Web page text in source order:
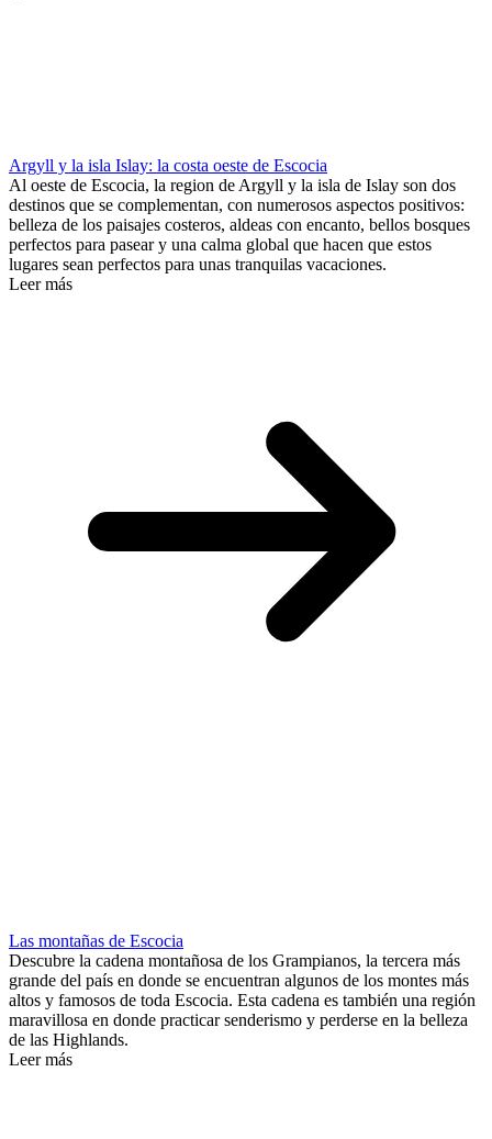
Argyll y la isla Islay: la costa oeste de Escocia
Al oeste de Escocia, la region de Argyll y la isla de Islay son dos
destinos que se complementan, con numerosos aspectos positivos:
belleza de los paisajes costeros, aldeas con encanto, bellos bosques
perfectos para pasear y una calma global que hacen que estos
lugares sean perfectos para unas tranquilas vacaciones.
Leer más
Las montañas de Escocia
Descubre la cadena montañosa de los Grampianos, la tercera más
grande del país en donde se encuentran algunos de los montes más
altos y famosos de toda Escocia. Esta cadena es también una región
maravillosa en donde practicar senderismo y perderse en la belleza
de las Highlands.
Leer más